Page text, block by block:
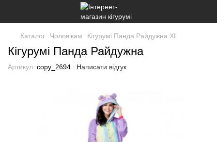
Каталог Чоловікам Кігурумі Панда Райдужна XL
Кігурумі Панда Райдужна
Артикул: copy_2694 Написати відгук